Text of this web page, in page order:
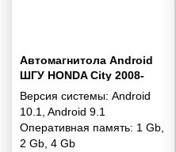
Автомагнитола Android
ШГУ HONDA City 2008-
2014; Ballade 2011-2014
(Auto Air-Conditioning)
Версия системы: Android
10.1
Android 9.1
Оперативная память: 1 Gb
2 Gb 4 Gb